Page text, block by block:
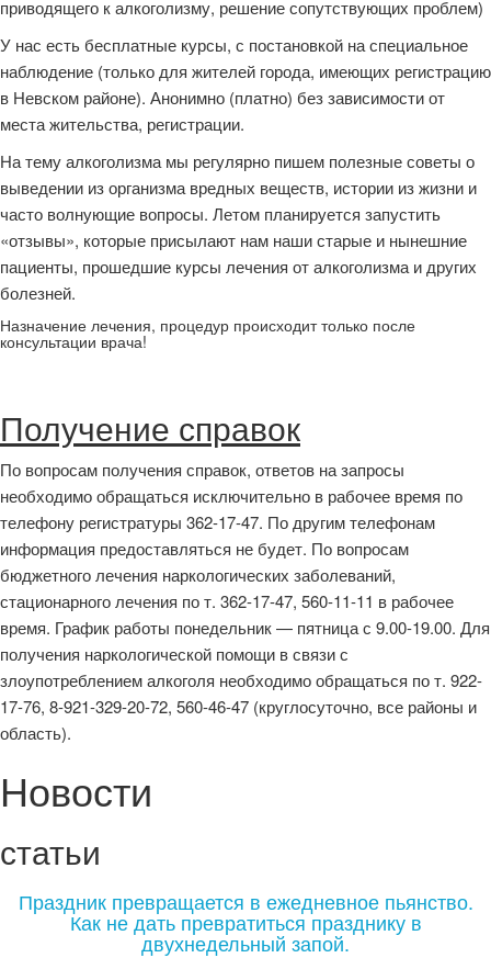
приводящего к алкоголизму, решение сопутствующих проблем)
У нас есть бесплатные курсы, с постановкой на специальное
наблюдение (только для жителей города, имеющих регистрацию
в Невском районе). Анонимно (платно) без зависимости от
места жительства, регистрации.
На тему алкоголизма мы регулярно пишем полезные советы о
выведении из организма вредных веществ, истории из жизни и
часто волнующие вопросы. Летом планируется запустить
«отзывы», которые присылают нам наши старые и нынешние
пациенты, прошедшие курсы лечения от алкоголизма и других
болезней.
Назначение лечения, процедур происходит только после
консультации врача!
Получение справок
По вопросам получения справок, ответов на запросы
необходимо обращаться исключительно в рабочее время по
телефону регистратуры 362-17-47. По другим телефонам
информация предоставляться не будет. По вопросам
бюджетного лечения наркологических заболеваний,
стационарного лечения по т. 362-17-47, 560-11-11 в рабочее
время. График работы понедельник — пятница с 9.00-19.00. Для
получения наркологической помощи в связи с
злоупотреблением алкоголя необходимо обращаться по т. 922-
17-76, 8-921-329-20-72, 560-46-47 (круглосуточно, все районы и
область).
Новости
статьи
Праздник превращается в ежедневное пьянство.
Как не дать превратиться празднику в
двухнедельный запой.